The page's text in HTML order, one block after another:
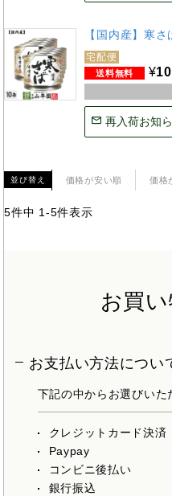
【国内産】寒
宅配便
¥
再入荷お知
並び替え 価格が安い順 価格
5件中 1 -5件表示
お買
お支払い方法につい
下記の中からお選びいた
クレジットカード決済
Paypay
コンビニ後払い
銀行振込